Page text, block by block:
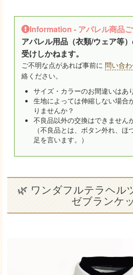
Information - アパレル商品
アパレル用品（衣類/ウェア等
受けしかねます。
ご不明な点があれば事前に 問い合
絡ください。
サイズ・カラーのお間違いはあ
生地によっては伸縮しない場合
りませんか？
不良品以外の交換はできません
（不良品とは、ボタン外れ、ほ
足を言います。）
🌿 ワンダフルテラヘル
ゼブランケ